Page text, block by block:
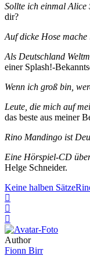
Sollte ich einmal Alice
dir?
Auf dicke Hose mache
Als Deutschland
einer Splash!-
Wenn ich groß bin,
Leute, die mich auf
das beste aus meiner
Rino Mandingo ist
Eine Hörspiel-CD
Helge Schneider.
Keine halben Sätze
Author
Fionn Birr